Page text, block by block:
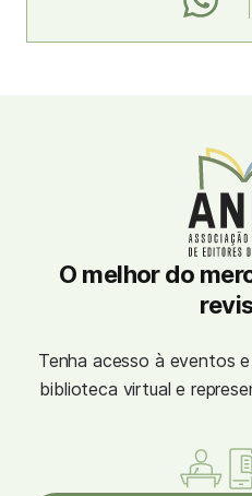
O melhor do
Tenha acesso à eventos
biblioteca virtual e